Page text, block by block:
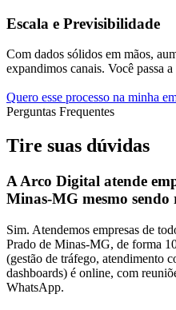
Escala e Previsibilidade
Com dados sólidos em mãos,
expandimos canais. Você passa
Quero esse processo na minha
Perguntas Frequentes
Tire suas dúvidas
A Arco Digital atende
Minas-MG mesmo sendo
Sim. Atendemos empresas de
Prado de Minas-MG, de forma
(gestão de tráfego, atendimento
dashboards) é online, com
WhatsApp.